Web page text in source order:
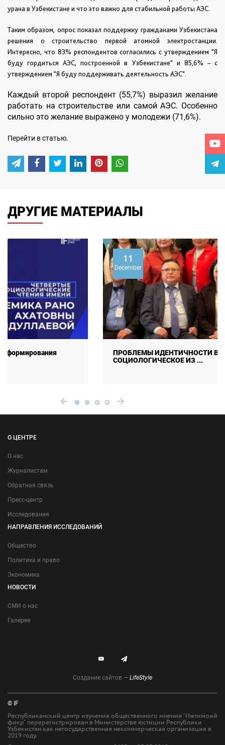
урана в Узбекистане и что это важно для стабильной работы АЭС.
Таким образом, опрос показал поддержку гражданами Узбекистана
решения о строительство первой атомной электростанции.
Интересно, что 83% респондентов согласились с утверждением "Я
буду гордиться АЭС, построенной в Узбекистане" и 85,6% – с
утверждением "Я буду поддерживать деятельность АЭС".
Каждый второй респондент (55,7%) выразил желание
работать на строительстве или самой АЭС. Особенно
сильно это желание выражено у молодежи (71,6%).
Перейти в статью.
ДРУГИЕ МАТЕРИАЛЫ
ПРОБЛЕМЫ ИДЕНТИЧНОСТИ В СОВРЕМЕННОМ МИРЕ:
О ЦЕНТРЕ
О нас
Журналистам
Обратная связь
Пресс-центр
Исследования
НАПРАВЛЕНИЯ ИССЛЕДОВАНИЙ
Общество
Политика и право
Экономика
НОВОСТИ
СМИ о нас
Галерея
Создание сайтов — LifeStyle
© IF
Республиканский центр изучения общественного мнения “Ижтимоий
фикр” перерегистрирован в Министерстве юстиции Республики
Узбекистан как негосударственная некоммерческая организация в
2019 году.